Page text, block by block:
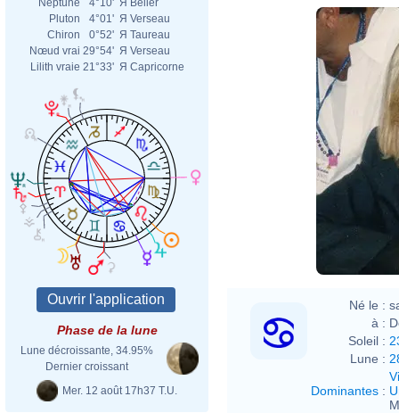
Neptune
4°10' Я Bélier
Pluton
4°01' Я Verseau
Chiron
0°52' Я Taureau
Nœud vrai 29°54' Я Verseau
Lilith vraie 21°33' Я Capricorne
Phase de la lune
Lune décroissante, 34.95%
Dernier croissant
Mer. 12 août 17h37 T.U.
Né le :
à :
Soleil :
Lune :
Dominantes :